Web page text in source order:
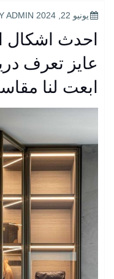
POSTED
يونيو 22, 2024 ADMIN
احدث اشكال
عايز تعرف
ابعت لنا